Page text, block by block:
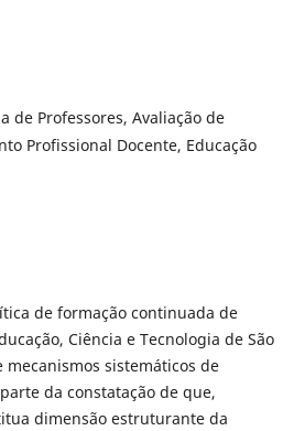
de Professores, Avaliação de
Profissional Docente, Educação
de formação continuada de
Ciência e Tecnologia de São
mecanismos sistemáticos de
da constatação de que,
dimensão estruturante da